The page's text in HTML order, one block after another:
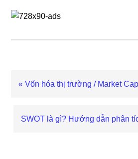
Previous
« Vốn hóa thị trường / Market
Next
SWOT là gì? Hướng dẫn phân